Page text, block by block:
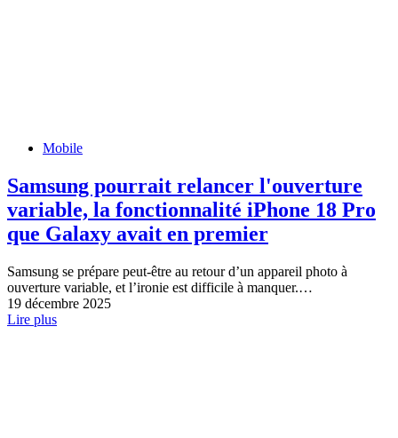
Mobile
Samsung pourrait relancer l'ouverture
variable, la fonctionnalité iPhone 18 Pro
que Galaxy avait en premier
Samsung se prépare peut-être au retour d’un appareil photo à
ouverture variable, et l’ironie est difficile à manquer.…
19 décembre 2025
Lire plus